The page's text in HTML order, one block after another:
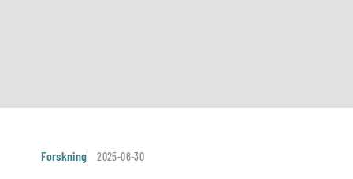
Forskning 2025-06-30